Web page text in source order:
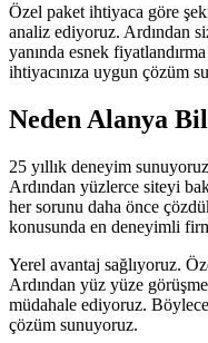
Özel paket ihtiyaca göre
analiz ediyoruz. Ardından
yanında esnek
ihtiyacınıza uygun çözüm
Neden Alanya
25 yıllık deneyim
Ardından yüzlerce siteyi
her sorunu daha önce
konusunda en deneyimli
Yerel avantaj sağlıyoruz.
Ardından yüz yüze
müdahale ediyoruz.
çözüm sunuyoruz.